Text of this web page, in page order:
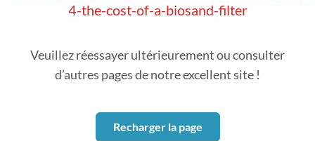
4-the-cost-of-a-biosand-filter
Veuillez réessayer ultérieurement ou consulter
d’autres pages de notre excellent site !
Recharger la page